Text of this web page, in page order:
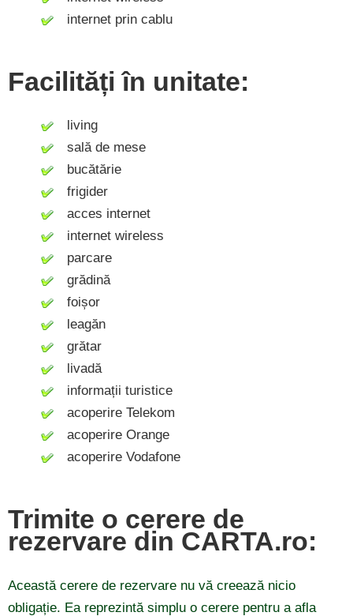
internet prin cablu
Facilități în unitate:
living
sală de mese
bucătărie
frigider
acces internet
internet wireless
parcare
grădină
foișor
leagăn
grătar
livadă
informații turistice
acoperire Telekom
acoperire Orange
acoperire Vodafone
Trimite o cerere de
rezervare din CARTA.ro:
Această cerere de rezervare nu vă creează nicio
obligație. Ea reprezintă simplu o cerere pentru a afla